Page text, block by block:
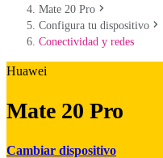
Mate 20 Pro
Configura tu dispositivo
Conectividad y redes
Huawei
Mate 20 Pro
Cambiar dispositivo